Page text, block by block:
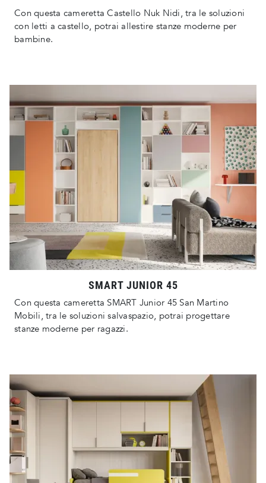
Con questa cameretta Castello Nuk Nidi, tra le soluzioni
con letti a castello, potrai allestire stanze moderne per
bambine.
SMART JUNIOR 45
Con questa cameretta SMART Junior 45 San Martino
Mobili, tra le soluzioni salvaspazio, potrai progettare
stanze moderne per ragazzi.